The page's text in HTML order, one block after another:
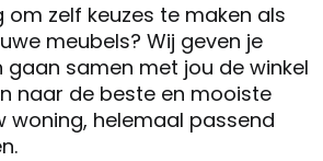
om zelf keuzes te maken als
meubels? Wij geven je
samen met jou de winkel
naar de beste en mooiste
woning, helemaal passend